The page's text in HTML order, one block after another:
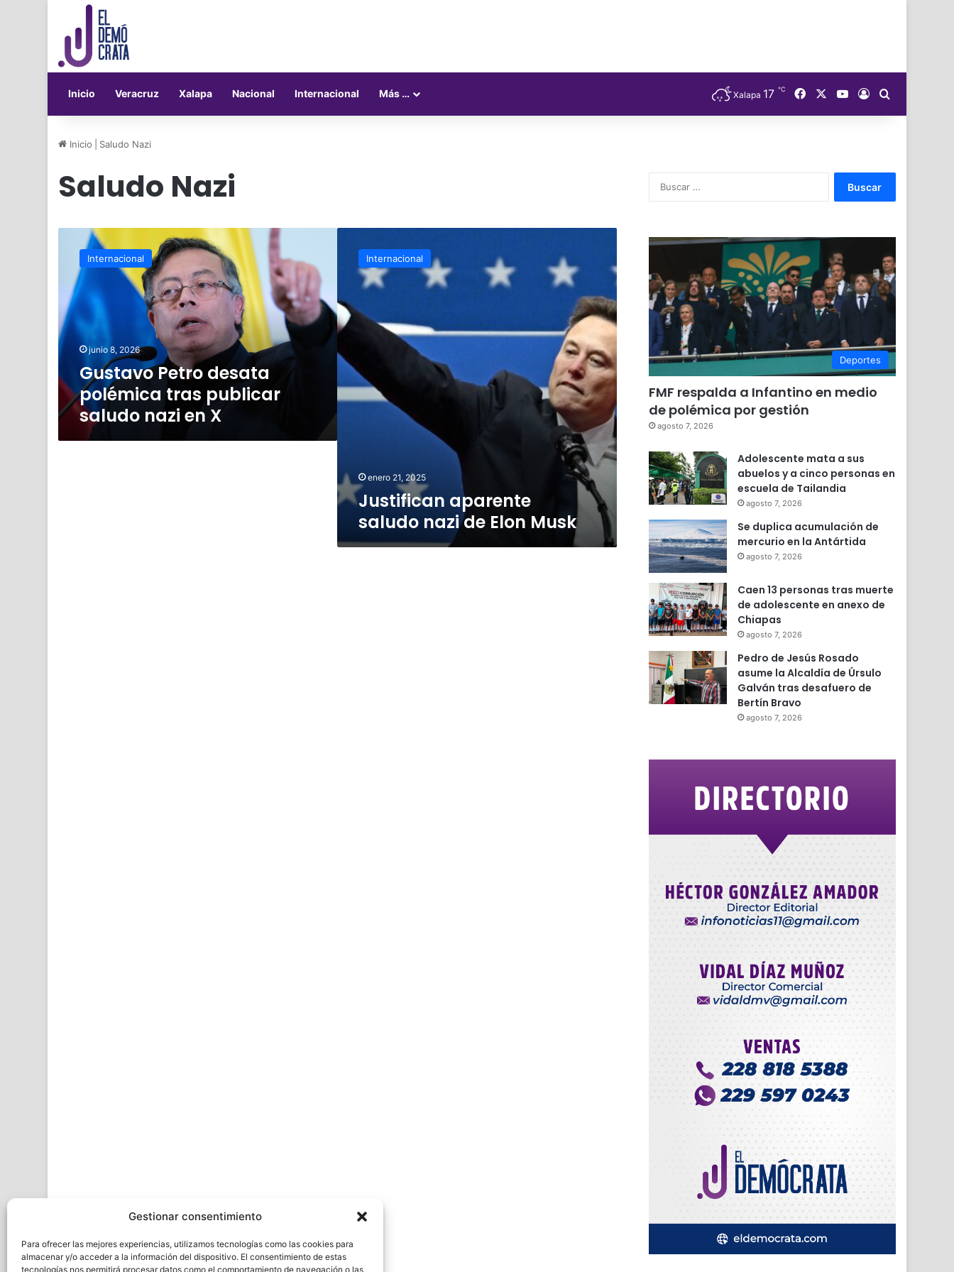
Gestionar consentimiento
Para ofrecer las mejores experiencias, utilizamos tecnologías como las cookies para
almacenar y/o acceder a la información del dispositivo. El consentimiento de estas
tecnologías nos permitirá procesar datos como el comportamiento de navegación o las
Inicio Veracruz Xalapa Nacional Internacional Más … Xalapa 17 ℃ FacebookYouTube
Acceso
Inicio Saludo Nazi
Saludo Nazi
Gustavo
Petro
desata
polémica
tras
publicar
saludo
nazi
en
Internacional
junio 8, 2026
Gustavo Petro desata
polémica tras publicar
saludo nazi en X
aparente
saludo
Elon
Musk
Internacional
enero 21, 2025
Justifican aparente
saludo nazi de Elon Musk
Deportes
FMF respalda a Infantino en medio
de polémica por gestión
agosto 7, 2026
Adolescente mata a sus
abuelos y a cinco personas en
escuela de Tailandia
agosto 7, 2026
Se duplica acumulación de
mercurio en la Antártida
agosto 7, 2026
Caen 13 personas tras muerte
de adolescente en anexo de
Chiapas
agosto 7, 2026
Pedro de Jesús Rosado
asume la Alcaldía de Úrsulo
Galván tras desafuero de
Bertín Bravo
agosto 7, 2026